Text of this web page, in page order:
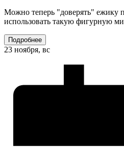
Можно теперь "доверять" ежику
использовать такую фигурную
Подробнее
23 ноября, вс